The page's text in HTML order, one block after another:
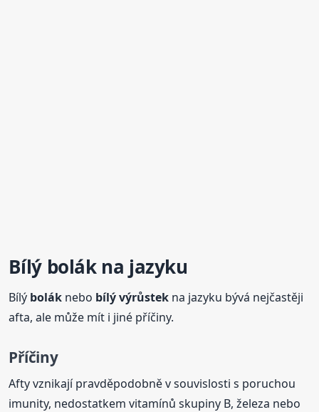
Bílý bolákna jazyku
Bílý bolák nebo bílý výrůstek na jazyku bývá nejčastěji
afta, ale může mít i jiné příčiny.
Příčiny
Afty vznikají pravděpodobně v souvislosti s poruchou
imunity, nedostatkem vitamínů skupiny B, železa nebo